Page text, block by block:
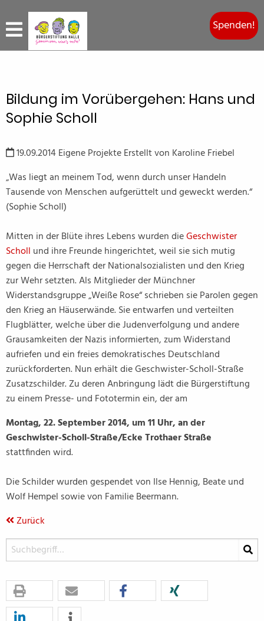
Spenden!
Bildung im Vorübergehen: Hans und
Sophie Scholl
19.09.2014Eigene ProjekteErstellt von Karoline Friebel
„Was liegt an meinem Tod, wenn durch unser Handeln
Tausende von Menschen aufgerüttelt und geweckt werden.“
(Sophie Scholl)
Mitten in der Blüte ihres Lebens wurden dieGeschwister
Scholl und ihre Freunde hingerichtet, weil sie sich mutig
gegen die Herrschaft der Nationalsozialisten und den Krieg
zur Wehr setzten. Als Mitglieder der Münchner
Widerstandsgruppe „Weiße Rose“ schrieben sie Parolen gegen
den Krieg an Häuserwände. Sie entwarfen und verteilten
Flugblätter, welche über die Judenverfolgung und andere
Grausamkeiten der Nazis informierten, zum Widerstand
aufriefen und ein freies demokratisches Deutschland
zurückforderten. Nun erhält die Geschwister-Scholl-Straße
Zusatzschilder. Zu deren Anbringung lädt die Bürgerstiftung
zu einem Presse- und Fototermin ein, der am
Montag, 22. September 2014, um 11 Uhr, an der
Geschwister-Scholl-Straße/Ecke Trothaer Straße
stattfinden wird.
Die Schilder wurden gespendet von Ilse Hennig, Beate und
Wolf Hempel sowie von Familie Beermann.
Zurück